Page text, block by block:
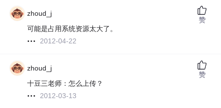
zhoud_j
可能是占用系统资源太大了。
2012-04-22
赞
zhoud_j
十豆三老师：怎么上传？
2012-03-13
赞